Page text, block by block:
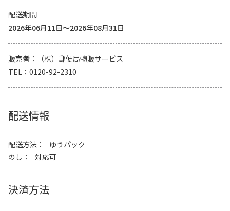
配送期間
2026年06月11日～2026年08月31日
販売者
（株）郵便局物販サービス
TEL
0120-92-2310
配送情報
配送方法
ゆうパック
のし
対応可
決済方法